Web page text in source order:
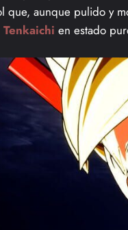
que, aunque pulido y
en estado